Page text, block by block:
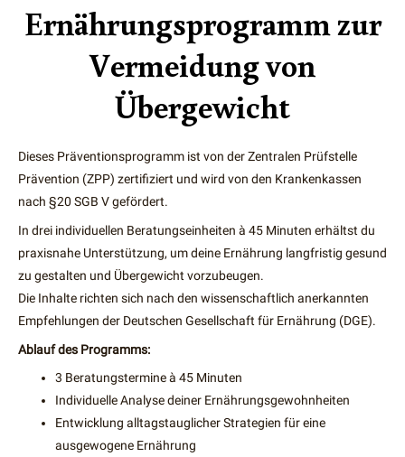
Ernährungsprogramm zur
Vermeidung von
Übergewicht
Dieses Präventionsprogramm ist von der Zentralen Prüfstelle
Prävention (ZPP) zertifiziert und wird von den Krankenkassen
nach §20 SGB V gefördert.
In drei individuellen Beratungseinheiten à 45 Minuten erhältst du
praxisnahe Unterstützung, um deine Ernährung langfristig gesund
zu gestalten und Übergewicht vorzubeugen.
Die Inhalte richten sich nach den wissenschaftlich anerkannten
Empfehlungen der Deutschen Gesellschaft für Ernährung (DGE).
Ablauf des Programms:
3 Beratungstermine à 45 Minuten
Individuelle Analyse deiner Ernährungsgewohnheiten
Entwicklung alltagstauglicher Strategien für eine
ausgewogene Ernährung